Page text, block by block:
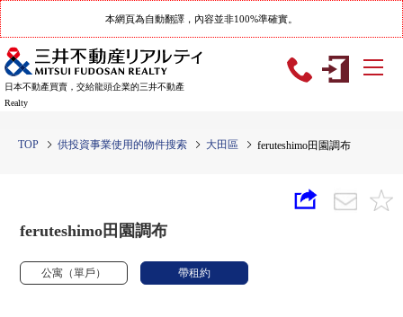
本網頁為自動翻譯，內容並非100%準確實。
日本不動產買賣，交給龍頭企業的三井不動產
Realty
TOP 供投資事業使用的物件搜索 大田區 feruteshimo田園調布
feruteshimo田園調布
公寓（單戶） 帶租約